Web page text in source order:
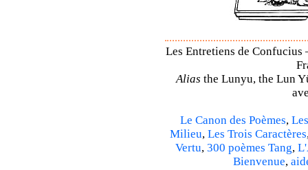
Les Entretiens de
Alias the Lunyu, the Lun
Le Canon des Poèmes,
Milieu, Les Trois Caractères
Vertu, 300 poèmes Tang,
Bienvenue,